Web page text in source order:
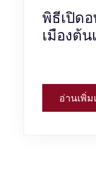
พิธีเปิด
เมืองต้
อ่านเพิ่ม